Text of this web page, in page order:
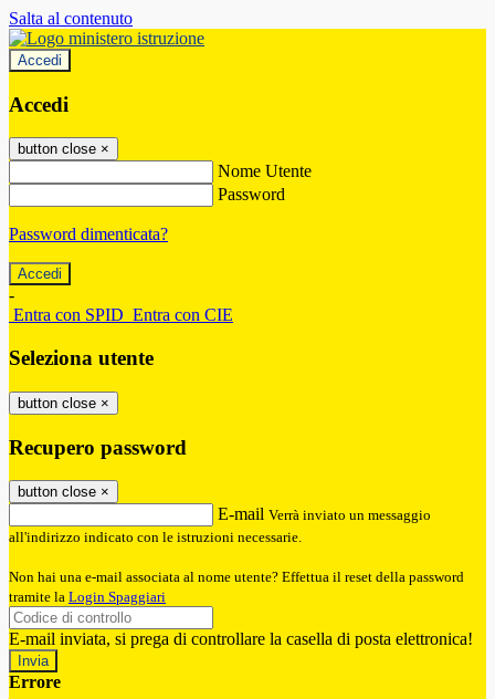
Salta al contenuto
Accedi
Accedi
button close ×
Nome Utente
Password
Password dimenticata?
-
Entra con SPID Entra con CIE
Seleziona utente
button close ×
Recupero password
button close ×
E-mail Verrà inviato un messaggio
all'indirizzo indicato con le istruzioni necessarie.
Non hai una e-mail associata al nome utente? Effettua il reset della password
tramite la Login Spaggiari
E-mail inviata, si prega di controllare la casella di posta elettronica!
Errore